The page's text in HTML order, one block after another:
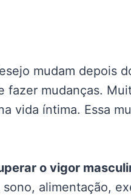
mudam depois
fazer mudanças.
vida íntima. Essa
o vigor
alimentação,